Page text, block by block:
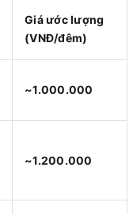
Giá ước lượng
(VNĐ/đêm)
~1.000.000
~1.200.000